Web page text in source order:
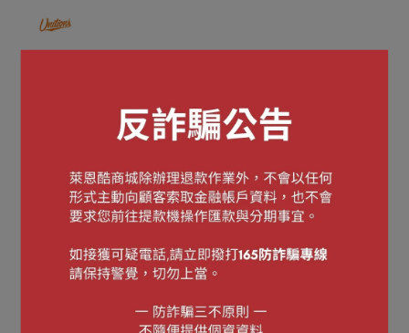
☰ 美津濃球員系列 ☰
【MIZUNO 美津濃】2025
NT$2,980
加入購物車